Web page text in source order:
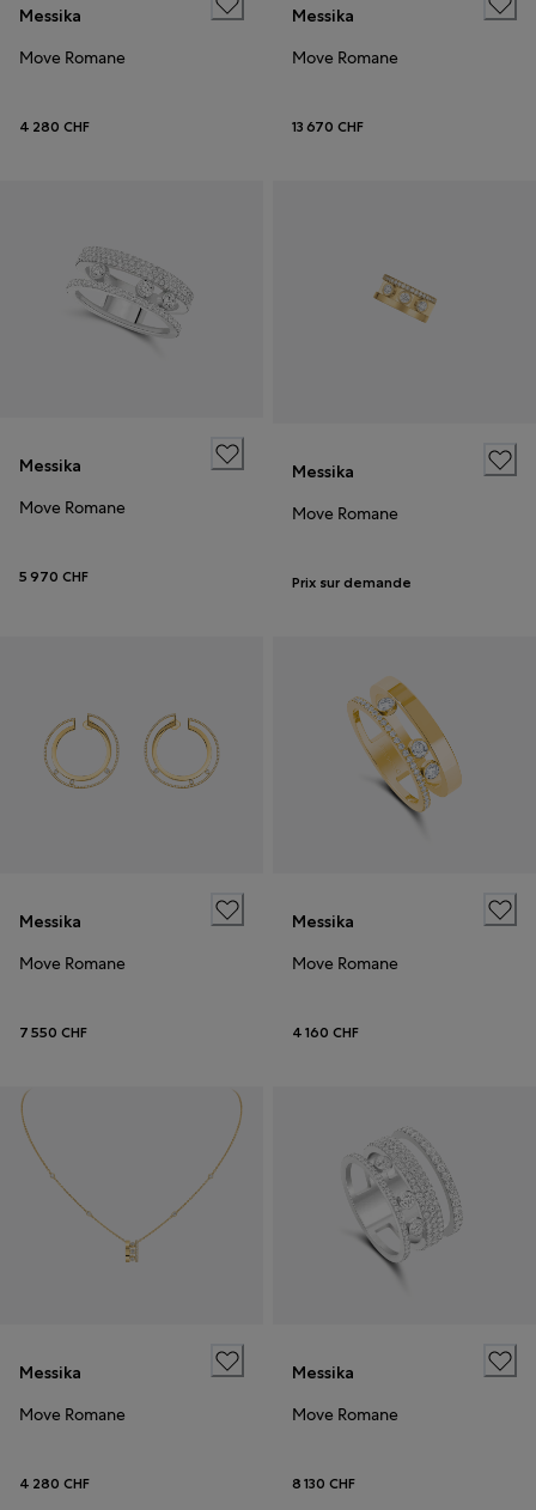
Messika
Move Romane
4 280 CHF
Messika
Move Romane
13 670 CHF
Messika
Move Romane
5 970 CHF
Messika
Move Romane
Prix sur demande
Messika
Move Romane
7 550 CHF
Messika
Move Romane
4 160 CHF
Messika
Move Romane
4 280 CHF
Messika
Move Romane
8 130 CHF